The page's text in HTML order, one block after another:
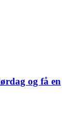
og få en